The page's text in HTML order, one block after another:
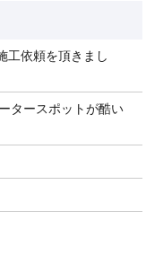
工依頼を頂きまし
タースポットが酷い